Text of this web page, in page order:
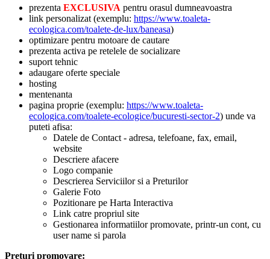
prezenta EXCLUSIVA pentru orasul dumneavoastra
link personalizat (exemplu: https://www.toaleta-
ecologica.com/toalete-de-lux/baneasa)
optimizare pentru motoare de cautare
prezenta activa pe retelele de socializare
suport tehnic
adaugare oferte speciale
hosting
mentenanta
pagina proprie (exemplu: https://www.toaleta-
ecologica.com/toalete-ecologice/bucuresti-sector-2) unde va
puteti afisa:
Datele de Contact - adresa, telefoane, fax, email,
website
Descriere afacere
Logo companie
Descrierea Serviciilor si a Preturilor
Galerie Foto
Pozitionare pe Harta Interactiva
Link catre propriul site
Gestionarea informatiilor promovate, printr-un cont, cu
user name si parola
Preturi promovare: